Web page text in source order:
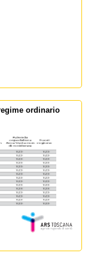
ordinario